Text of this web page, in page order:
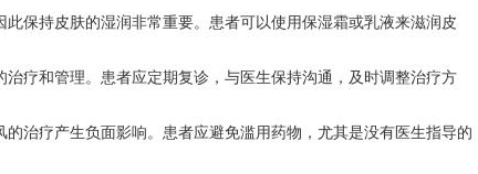
持皮肤的湿润非常重要。患者可以使用保湿霜或乳液来滋润皮
疗和管理。患者应定期复诊，与医生保持沟通，及时调整治疗方
疗产生负面影响。患者应避免滥用药物，尤其是没有医生指导的